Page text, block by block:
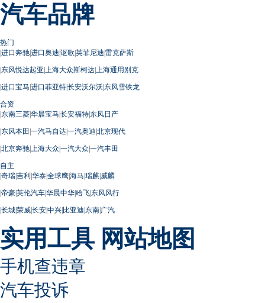
汽车品牌
热门
|进口奔驰|进口奥迪|讴歌|英菲尼迪|雷克萨斯
|东风悦达起亚| 上海大众斯柯达| 上海通用别克
|进口宝马|进口菲亚特|长安沃尔沃|东风雪铁龙
合资
|东南三菱|华晨宝马|长安福特|东风日产
|东风本田 |一汽马自达|一汽奥迪|北京现代
|北京奔驰| 上海大众|一汽大众|一汽丰田
自主
|奇瑞|吉利|华泰|全球鹰|海马|瑞麒|威麟
|帝豪|英伦汽车|华晨中华|哈飞|东风风行
|长城|荣威|长安|中兴|比亚迪|东南|广汽
实用工具 网站地图
手机查违章
汽车投诉